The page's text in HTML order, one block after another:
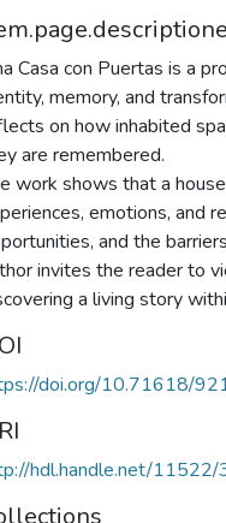
Casa con Puertas is a
memory, and
on how inhabited
are remembered.
work shows that a
emotions, and
and the
invites the reader to
a living story
doi.org/10.71618/
hdl.handle.net/